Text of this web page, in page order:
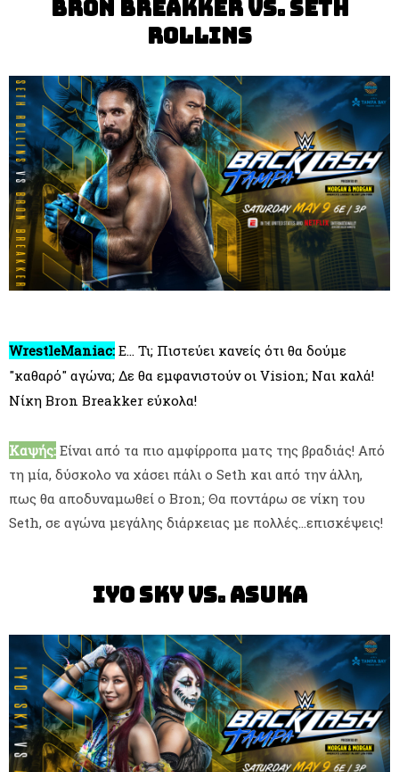
Bron Breakker vs. Seth
Rollins
WrestleManiac: Ε... Τι; Πιστεύει κανείς ότι θα δούμε
"καθαρό" αγώνα; Δε θα εμφανιστούν οι Vision; Ναι καλά!
Νίκη Bron Breakker εύκολα!
Καψής: Είναι από τα πιο αμφίρροπα ματς της βραδιάς! Από
τη μία, δύσκολο να χάσει πάλι ο Seth και από την άλλη,
πως θα αποδυναμωθεί ο Bron; Θα ποντάρω σε νίκη του
Seth, σε αγώνα μεγάλης διάρκειας με πολλές…επισκέψεις!
IYO SKY vs. Asuka